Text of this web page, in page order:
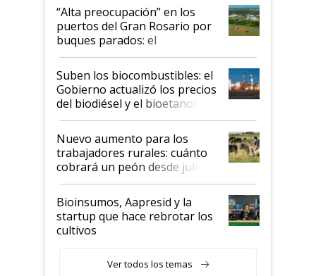
“Alta preocupación” en los
puertos del Gran Rosario por
buques parados: el
funcionamiento de las
exportadoras en tensión tras
la medida de fuerza de los
prácticos
Suben los biocombustibles: el
Gobierno actualizó los precios
del biodiésel y el bioetanol
Nuevo aumento para los
trabajadores rurales: cuánto
cobrará un peón desde julio
Bioinsumos, Aapresid y la
startup que hace rebrotar los
cultivos
Ver todos los temas